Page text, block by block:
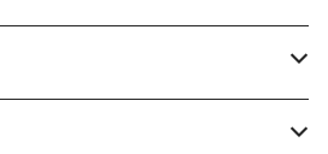
BD9
リジナル）
）